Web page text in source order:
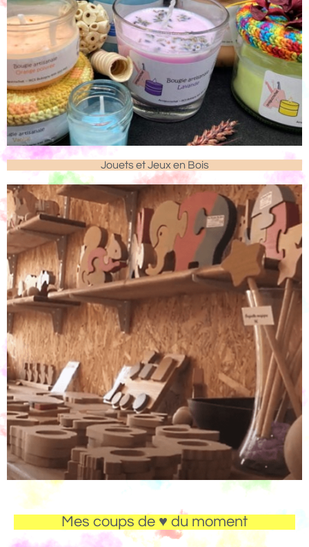
Jouets et Jeux en Bois
Mes coups de ♥ du moment